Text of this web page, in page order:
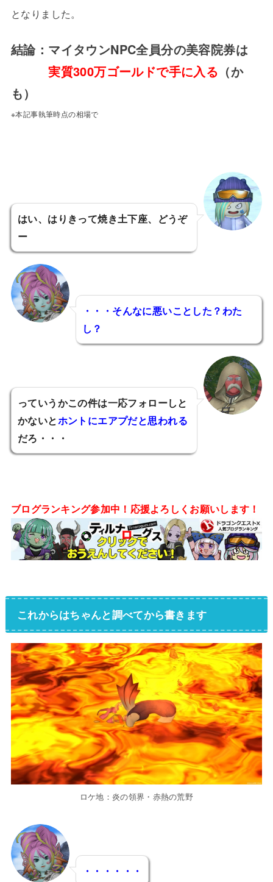
となりました。
結論：マイタウンNPC全員分の美容院券は
実質300万ゴールドで手に入る （か
も）
※本記事執筆時点の相場で
はい、はりきって焼き土下座、どうぞ
ー
・・・そんなに悪いことした？わた
し？
っていうかこの件は一応フォローしと
かないとホントにエアプだと思われる
だろ・・・
ブログランキング参加中！応援よろしくお願いします！
これからはちゃんと調べてから書きます
ロケ地：炎の領界・赤熱の荒野
・・・・・・